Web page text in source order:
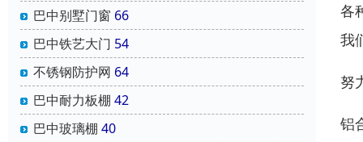
巴中别墅门窗 66
巴中铁艺大门 54
不锈钢防护网 64
巴中耐力板棚 42
巴中玻璃棚 40
各
我
努
铝